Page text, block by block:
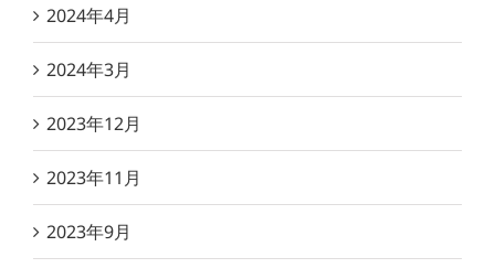
2024年4月
2024年3月
2023年12月
2023年11月
2023年9月